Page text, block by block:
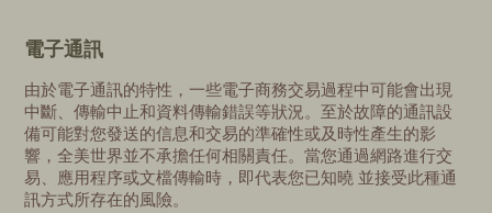
電子通訊
由於電子通訊的特性，一些電子商務交易過程中可能會出現
中斷、傳輸中止和資料傳輸錯誤等狀況。至於故障的通訊設
備可能對您發送的信息和交易的準確性或及時性產生的影
響，全美世界並不承擔任何相關責任。當您通過網路進行交
易、應用程序或文檔傳輸時，即代表您已知曉 並接受此種通
訊方式所存在的風險。